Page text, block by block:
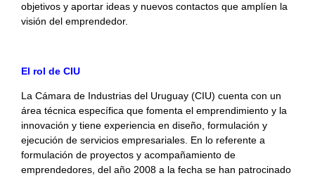
objetivos y aportar ideas y nuevos contactos que amplíen la
visión del emprendedor.
El rol de CIU
La Cámara de Industrias del Uruguay (CIU) cuenta con un
área técnica específica que fomenta el emprendimiento y la
innovación y tiene experiencia en diseño, formulación y
ejecución de servicios empresariales. En lo referente a
formulación de proyectos y acompañamiento de
emprendedores, del año 2008 a la fecha se han patrocinado